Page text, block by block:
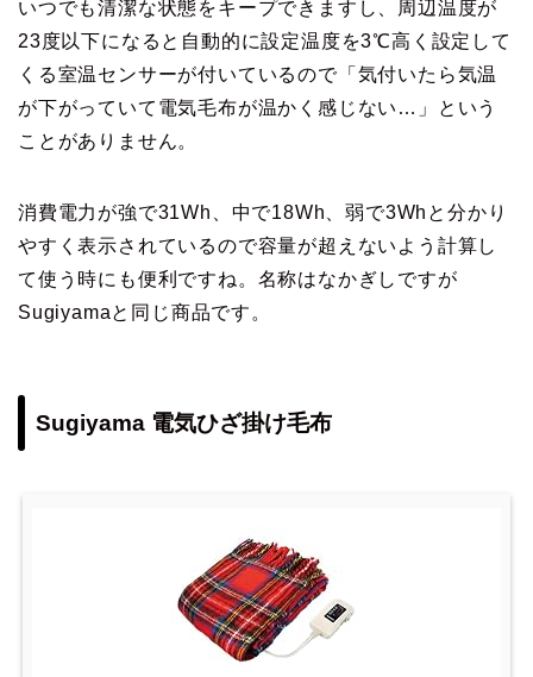
いつでも清潔な状態をキープできますし、周辺温度が
23度以下になると自動的に設定温度を3℃高く設定して
くる室温センサーが付いているので「気付いたら気温
が下がっていて電気毛布が温かく感じない…」という
ことがありません。
消費電力が強で31Wh、中で18Wh、弱で3Whと分かり
やすく表示されているので容量が超えないよう計算し
て使う時にも便利ですね。名称はなかぎしですが
Sugiyamaと同じ商品です。
Sugiyama 電気ひざ掛け毛布